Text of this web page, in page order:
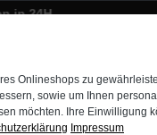
in 24H
Onlineshops zu
sowie um Ihnen
möchten. Ihre Einwilligung
Impressum